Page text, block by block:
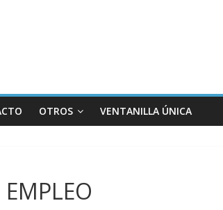
OTROS VENTANILLA ÚNICA